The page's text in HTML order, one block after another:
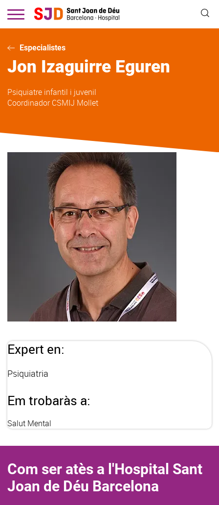
contingut
Especialistes
Jon Izaguirre Eguren
Psiquiatre infantil i juvenil
Coordinador CSMIJ Mollet
Expert en:
Psiquiatria
Em trobaràs a:
Salut Mental
Com ser atès a l'Hospital Sant
Joan de Déu Barcelona